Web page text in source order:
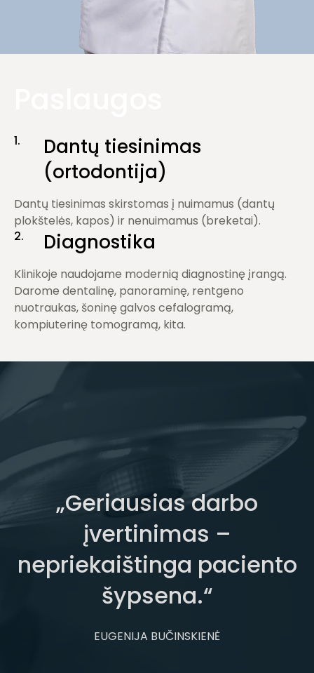
1.
Dantų tiesinimas
(ortodontija)
Dantų tiesinimas skirstomas į nuimamus (dantų
plokštelės, kapos) ir nenuimamus (breketai).
2.
Diagnostika
Klinikoje naudojame modernią diagnostinę įrangą.
Darome dentalinę, panoraminę, rentgeno
nuotraukas, šoninę galvos cefalogramą,
kompiuterinę tomogramą, kita.
„Geriausias darbo
įvertinimas –
nepriekaištinga paciento
šypsena.“
EUGENIJA BUČINSKIENĖ